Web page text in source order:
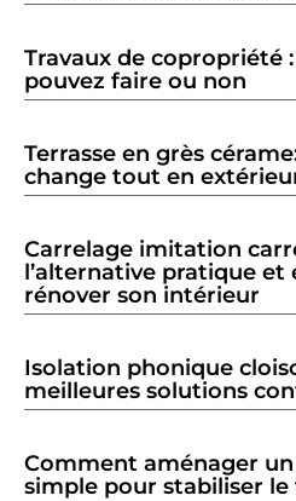
Travaux de copropriété
pouvez faire ou non
Terrasse en grès
change tout en
Carrelage imitation
l’alternative pratique
rénover son intérieur
Isolation phonique
meilleures solutions
Comment aménager
simple pour stabiliser le